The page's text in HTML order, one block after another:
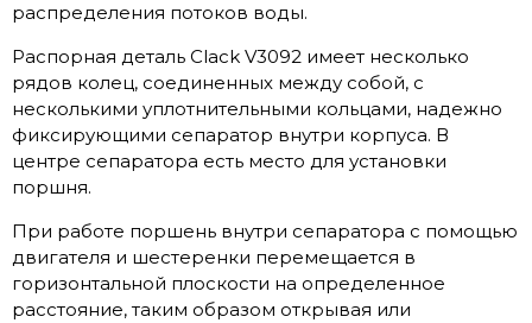
распределения потоков воды.
Распорная деталь Clack V3092 имеет несколько
рядов колец, соединенных между собой, с
несколькими уплотнительными кольцами, надежно
фиксирующими сепаратор внутри корпуса. В
центре сепаратора есть место для установки
поршня.
При работе поршень внутри сепаратора с помощью
двигателя и шестеренки перемещается в
горизонтальной плоскости на определенное
расстояние, таким образом открывая или